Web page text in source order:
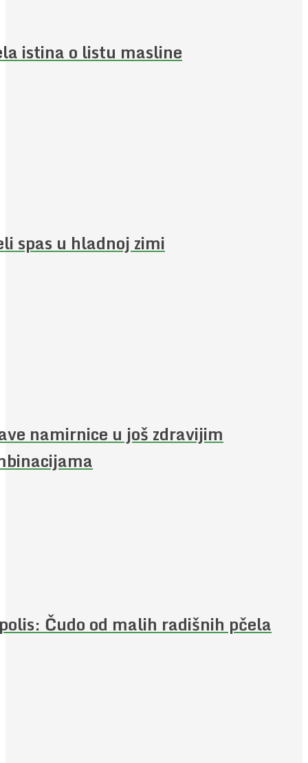
istina o listu masline
spas u hladnoj zimi
namirnice u još zdravijim
Čudo od malih radišnih pčela